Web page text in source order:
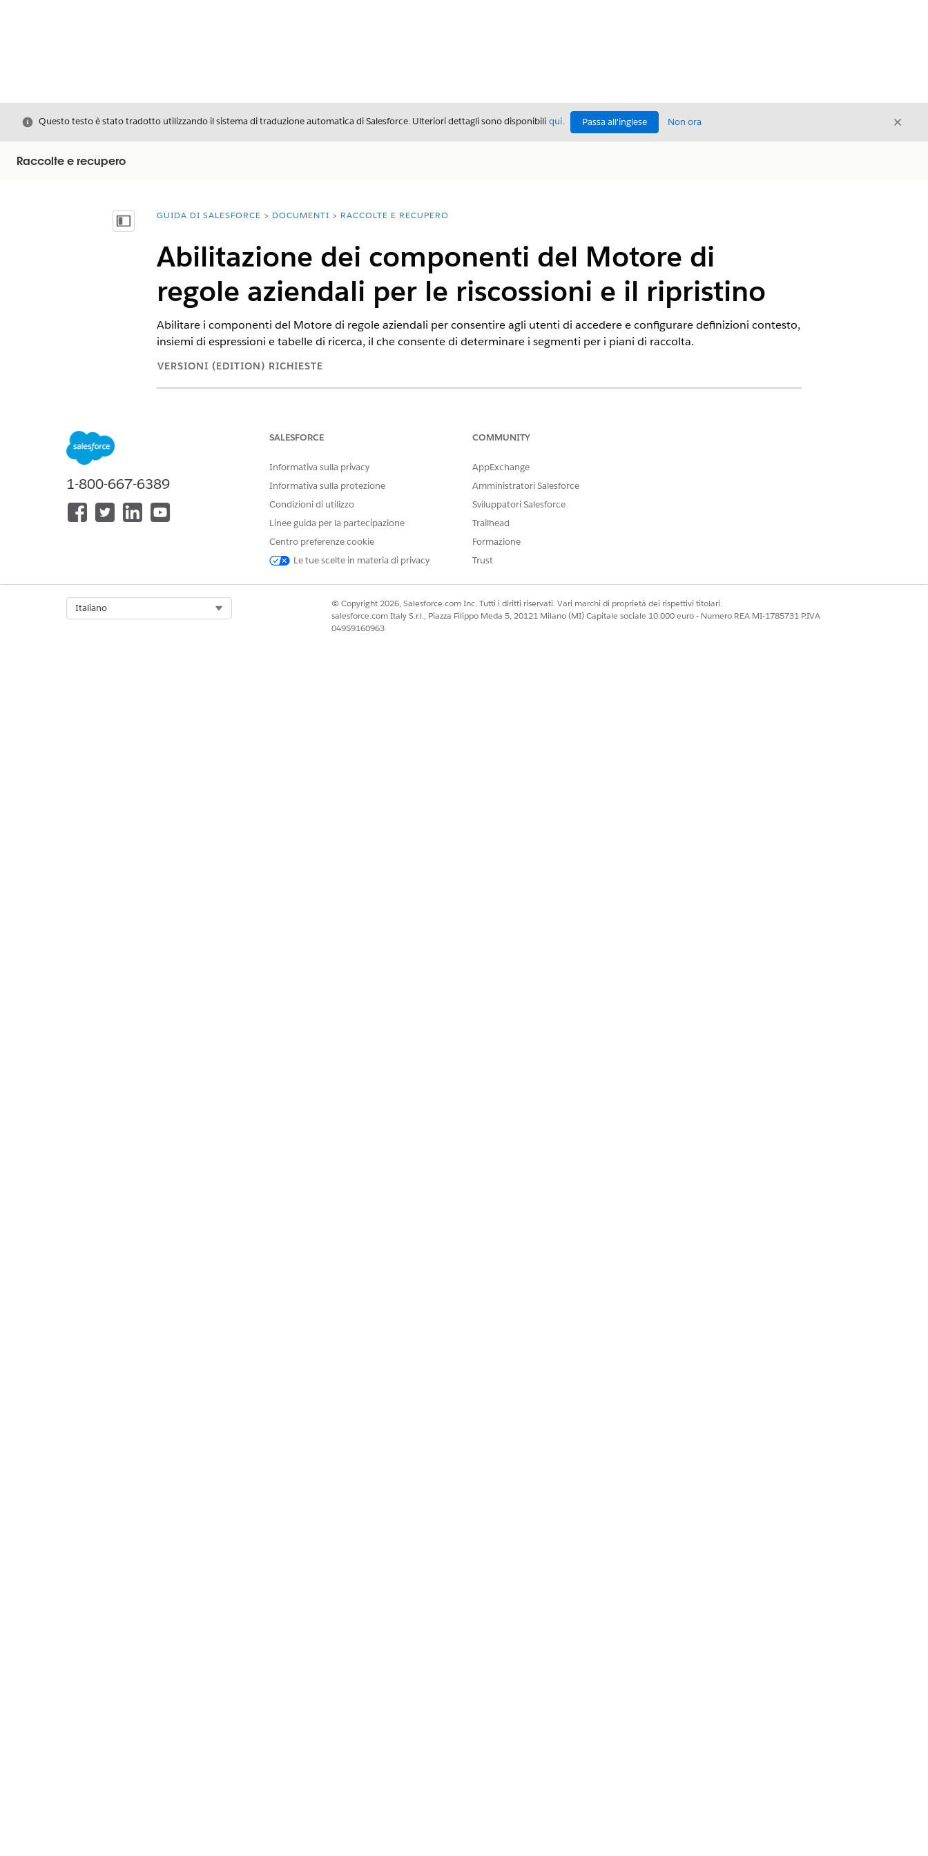
Chiudi
Questo testo è stato tradotto utilizzando il sistema di traduzione automatica di Salesforce. Ulteriori dettagli sono disponibili qui. Passa all'inglese Non ora Chiudi
Raccolte e recupero
Mostra sommario
Ti trovi qui:
GUIDA DI SALESFORCE DOCUMENTI RACCOLTE E RECUPERO
Abilitazione dei componenti del Motore di
regole aziendali per le riscossioni e il ripristino
Abilitare i componenti del Motore di regole aziendali per consentire agli utenti di accedere e configurare definizioni contesto,
insiemi di espressioni e tabelle di ricerca, il che consente di determinare i segmenti per i piani di raccolta.
VERSIONI (EDITION) RICHIESTE
Per attivare la definizione contesto:
Insieme di autorizzazioni Amministratore servizio contesto
Per attivare l'accesso alle tabelle decisionali comuni di Industries
Cloud:
Insieme di autorizzazioni Designer motore di regole
Per attivare Orchestrazione evento fruibile: Insieme di autorizzazioni Designer orchestrazione evento fruibile
Da Imposta, nella casella Ricerca veloce, immettere
Da Imposta, nella casella Ricerca veloce, immettereImpostazioni del Motoredi regole aziendali e quindi attivare Accesso alle tabelle
decisionali comuni di Industries Cloud.
Da Imposta, nella casella Ricerca veloce, immettereImpostazioni orchestrazione evento fruibilee quindi attivare Orchestrazione
1-800-667-6389
SALESFORCE
Informativa sulla privacy
Informativa sulla protezione
Condizioni di utilizzo
Linee guida per la partecipazione
Centro preferenze cookie
Le tue scelte in materia di privacy
COMMUNITY
AppExchange
Amministratori Salesforce
Sviluppatori Salesforce
Trailhead
Formazione
Trust
Italiano
© Copyright 2026, Salesforce.com Inc. Tutti i diritti riservati. Vari marchi di proprietà dei rispettivi titolari.
salesforce.com Italy S.r.l., Piazza Filippo Meda 5, 20121 Milano (MI) Capitale sociale 10.000 euro - Numero REA MI-1785731 P.IVA
04959160963